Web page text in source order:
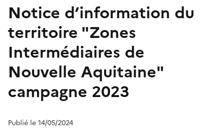
Notice d’information du
territoire "Zones
Intermédiaires de
Nouvelle Aquitaine"
campagne 2023
Publié le 14/05/2024